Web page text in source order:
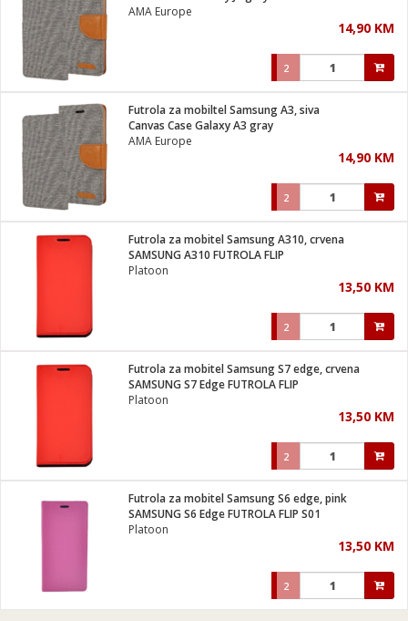
AMA Europe
14,90 KM
2
Futrola za mobiltel Samsung A3, siva
Canvas Case Galaxy A3 gray
AMA Europe
14,90 KM
2
Futrola za mobitel Samsung A310, crvena
SAMSUNG A310 FUTROLA FLIP
Platoon
13,50 KM
2
Futrola za mobitel Samsung S7 edge, crvena
SAMSUNG S7 Edge FUTROLA FLIP
Platoon
13,50 KM
2
Futrola za mobitel Samsung S6 edge, pink
SAMSUNG S6 Edge FUTROLA FLIP S01
Platoon
13,50 KM
2